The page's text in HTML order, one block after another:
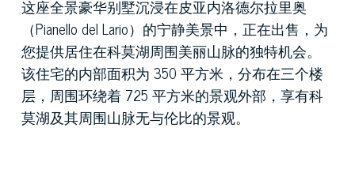
这座全景豪华别墅沉浸在皮亚内洛德尔拉里奥
（Pianello del Lario）的宁静美景中，正在出售，为
您提供居住在科莫湖周围美丽山脉的独特机会。
该住宅的内部面积为 350 平方米，分布在三个楼
层，周围环绕着 725 平方米的景观外部，享有科
莫湖及其周围山脉无与伦比的景观。